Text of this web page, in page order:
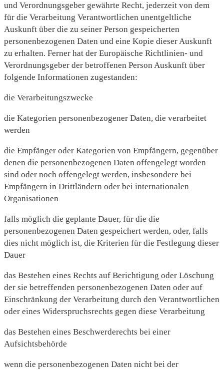
und Verordnungsgeber gewährte Recht, jederzeit von dem
für die Verarbeitung Verantwortlichen unentgeltliche
Auskunft über die zu seiner Person gespeicherten
personenbezogenen Daten und eine Kopie dieser Auskunft
zu erhalten. Ferner hat der Europäische Richtlinien- und
Verordnungsgeber der betroffenen Person Auskunft über
folgende Informationen zugestanden:
die Verarbeitungszwecke
die Kategorien personenbezogener Daten, die verarbeitet
werden
die Empfänger oder Kategorien von Empfängern, gegenüber
denen die personenbezogenen Daten offengelegt worden
sind oder noch offengelegt werden, insbesondere bei
Empfängern in Drittländern oder bei internationalen
Organisationen
falls möglich die geplante Dauer, für die die
personenbezogenen Daten gespeichert werden, oder, falls
dies nicht möglich ist, die Kriterien für die Festlegung dieser
Dauer
das Bestehen eines Rechts auf Berichtigung oder Löschung
der sie betreffenden personenbezogenen Daten oder auf
Einschränkung der Verarbeitung durch den Verantwortlichen
oder eines Widerspruchsrechts gegen diese Verarbeitung
das Bestehen eines Beschwerderechts bei einer
Aufsichtsbehörde
wenn die personenbezogenen Daten nicht bei der